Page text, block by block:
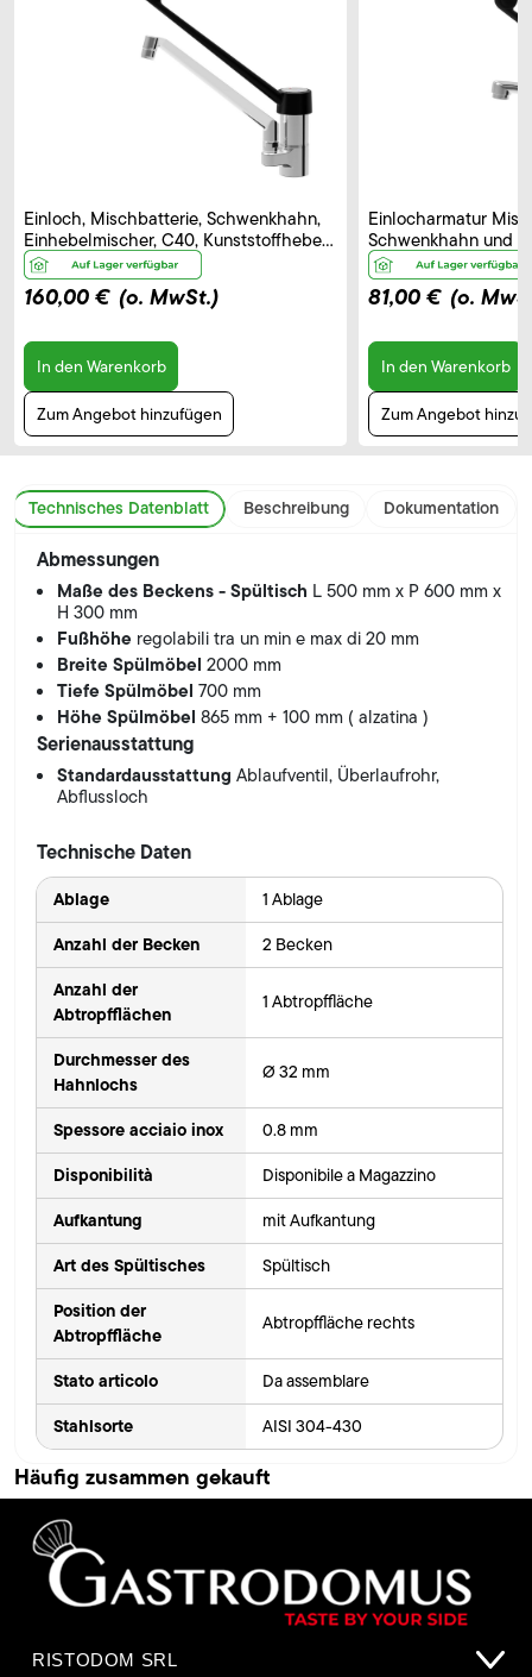
Einloch, Mischbatterie, Schwenkhahn,
Einhebelmischer, C40, Kunststoffhebel
– B 250 mm
160,00 € (o. MwSt.)
In den Warenkorb
Zum Angebot hinzufügen
Einlocharmatur
Schwenkhahn und
Bedienhebel,
81,00 € (o.
In den Warenkorb
Zum Angebot
Technisches Datenblatt Beschreibung Dokumentation
Abmessungen
Maße des Beckens - Spültisch L 500 mm x P 600 mm x
H 300 mm
Fußhöhe regolabili tra un min e max di 20 mm
Breite Spülmöbel2000 mm
Tiefe Spülmöbel700 mm
Höhe Spülmöbel865 mm + 100 mm ( alzatina )
Serienausstattung
StandardausstattungAblaufventil, Überlaufrohr,
Abflussloch
Technische Daten
Ablage 1 Ablage
Anzahl der Becken 2 Becken
Anzahl der
Abtropfflächen
1 Abtropffläche
Durchmesser des
Hahnlochs
Ø 32 mm
Spessore acciaio inox 0.8 mm
Disponibilità Disponibile a Magazzino
Aufkantung mit Aufkantung
Art des Spültisches Spültisch
Position der
Abtropffläche
Abtropffläche rechts
Stato articolo Da assemblare
Stahlsorte AISI 304-430
Häufig zusammen gekauft
RISTODOM SRL